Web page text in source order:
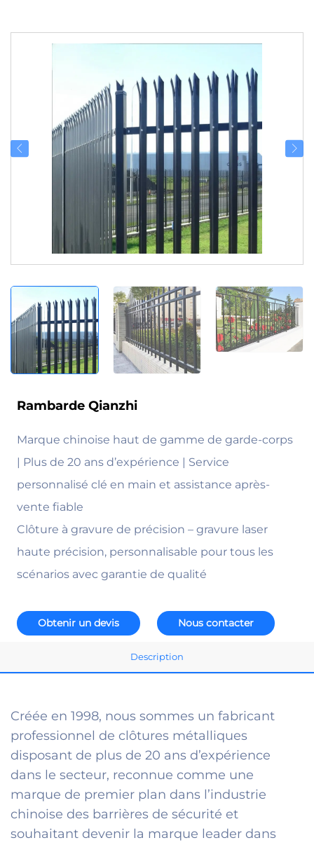
Rambarde Qianzhi
Marque chinoise haut de gamme de garde-corps
| Plus de 20 ans d’expérience | Service
personnalisé clé en main et assistance après-
vente fiable
Clôture à gravure de précision – gravure laser
haute précision, personnalisable pour tous les
scénarios avec garantie de qualité
Obtenir un devis Nous contacter
Description
Créée en 1998, nous sommes un fabricant
professionnel de clôtures métalliques
disposant de plus de 20 ans d’expérience
dans le secteur, reconnue comme une
marque de premier plan dans l’industrie
chinoise des barrières de sécurité et
souhaitant devenir la marque leader dans